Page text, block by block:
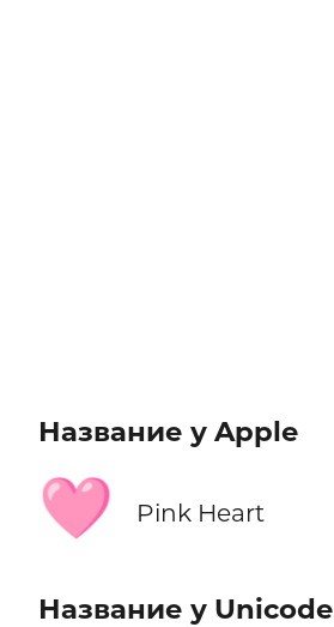
Название у Apple
🩷 Pink Heart
Название у Unicode